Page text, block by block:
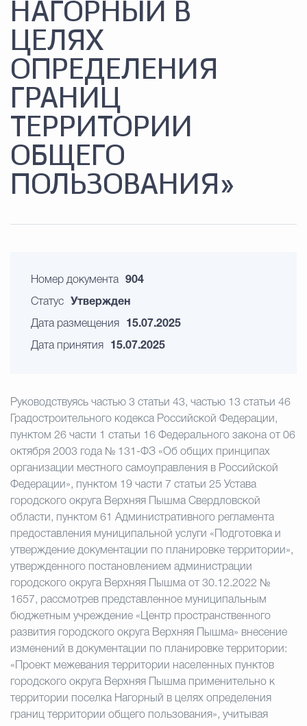
НАГОРНЫЙ В
ЦЕЛЯХ
ОПРЕДЕЛЕНИЯ
ГРАНИЦ
ТЕРРИТОРИИ
ОБЩЕГО
ПОЛЬЗОВАНИЯ»
Номер документа 904
Статус Утвержден
Дата размещения 15.07.2025
Дата принятия 15.07.2025
Руководствуясь частью 3 статьи 43, частью 13 статьи 46
Градостроительного кодекса Российской Федерации,
пунктом 26 части 1 статьи 16 Федерального закона от 06
октября 2003 года № 131-ФЗ «Об общих принципах
организации местного самоуправления в Российской
Федерации», пунктом 19 части 7 статьи 25 Устава
городского округа Верхняя Пышма Свердловской
области, пунктом 61 Административного регламента
предоставления муниципальной услуги «Подготовка и
утверждение документации по планировке территории»,
утвержденного постановлением администрации
городского округа Верхняя Пышма от 30.12.2022 №
1657, рассмотрев представленное муниципальным
бюджетным учреждение «Центр пространственного
развития городского округа Верхняя Пышма» внесение
изменений в документации по планировке территории:
«Проект межевания территории населенных пунктов
городского округа Верхняя Пышма применительно к
территории поселка Нагорный в целях определения
границ территории общего пользования», учитывая